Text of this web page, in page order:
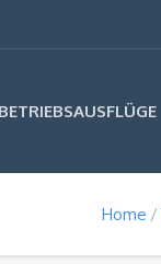
Home